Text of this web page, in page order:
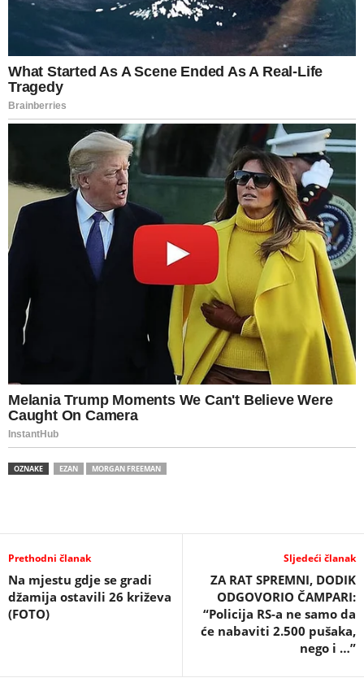
OZNAKE EZAN MORGAN FREEMAN
Prethodni članak
Na mjestu gdje se gradi
džamija ostavili 26 križeva
(FOTO)
Sljedeći članak
ZA RAT SPREMNI, DODIK
ODGOVORIO ČAMPARI:
“Policija RS-a ne samo da
će nabaviti 2.500 pušaka,
nego i …”